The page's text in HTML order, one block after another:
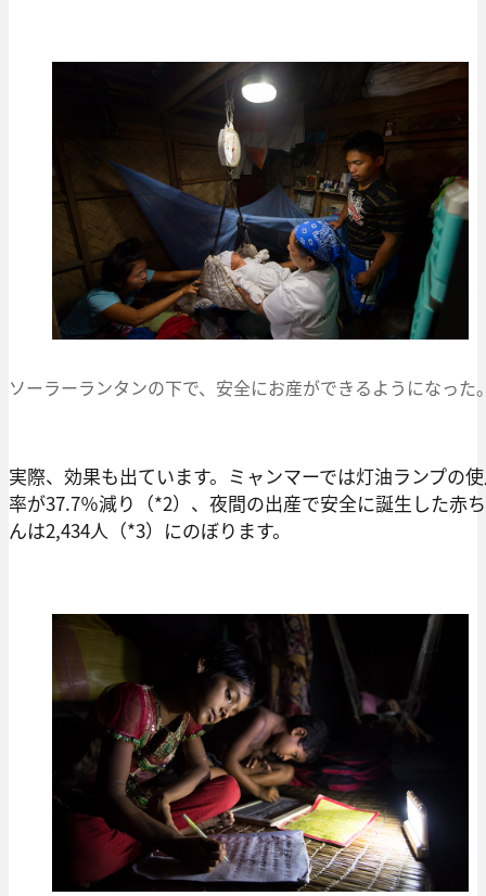
ソーラーランタンの下で、安全にお産ができるようになった
実際、効果も出ています。ミャンマーでは灯油ランプの
率が37.7％減り（*2）、夜間の出産で安全に誕生した赤
んは2,434人（*3）にのぼります。